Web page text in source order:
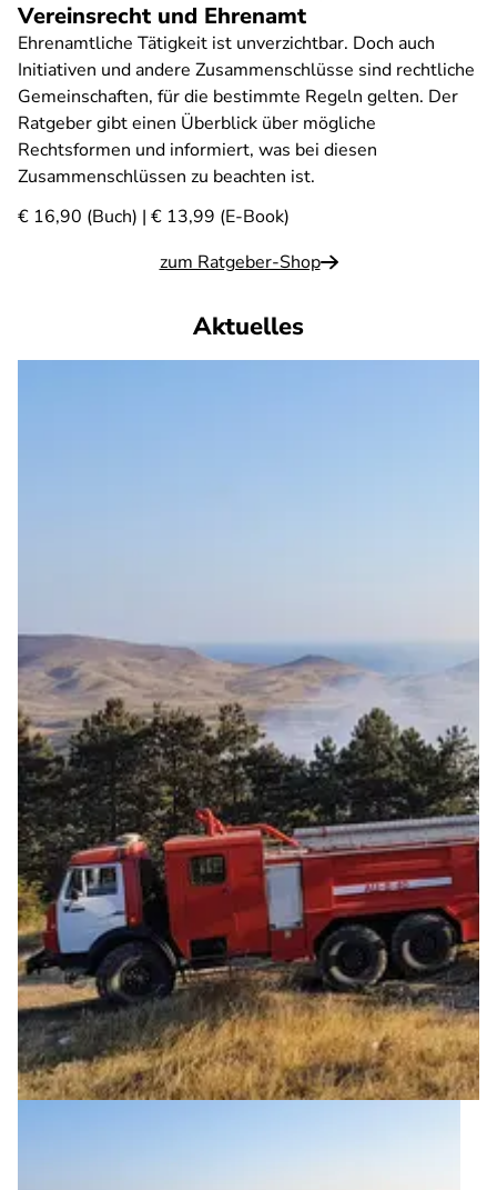
Vereinsrecht und Ehrenamt
Ehrenamtliche Tätigkeit ist unverzichtbar. Doch auch
Initiativen und andere Zusammenschlüsse sind rechtliche
Gemeinschaften, für die bestimmte Regeln gelten. Der
Ratgeber gibt einen Überblick über mögliche
Rechtsformen und informiert, was bei diesen
Zusammenschlüssen zu beachten ist.
€ 16,90 (Buch) | € 13,99 (E-Book)
zum Ratgeber-Shop
Aktuelles